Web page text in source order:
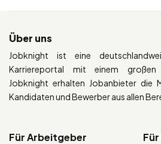
Über uns
Jobknight ist eine
Karriereportal mit einem großen
Jobknight erhalten Jobanbieter die
Kandidaten und Bewerber aus allen
Für Arbeitgeber